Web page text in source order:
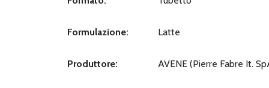
Formulazione: Latte
Produttore: AVENE (Pierre Fabre It.